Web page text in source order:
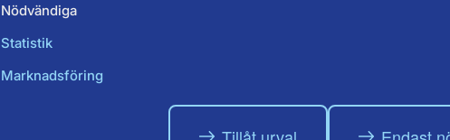
Nödvändiga
Statistik
Marknadsföring